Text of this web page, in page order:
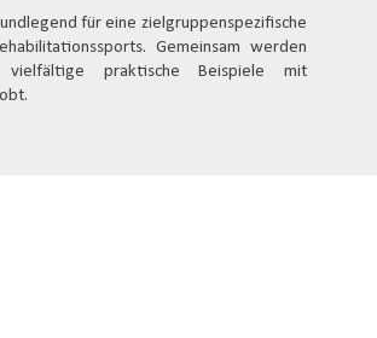
für eine zielgruppenspezifische
Gemeinsam werden
vielfältige praktische Beispiele mit